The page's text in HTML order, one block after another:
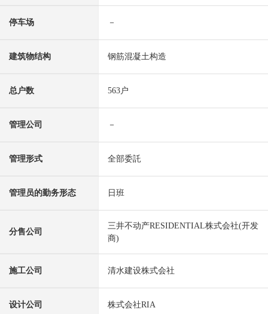
停车场 －
建筑物结构 钢筋混凝土构造
总户数 563户
管理公司 －
管理形式 全部委託
管理员的勤务形态 日班
分售公司
三井不动产RESIDENTIAL株式会社(开发
商)
施工公司 清水建设株式会社
设计公司 株式会社RIA